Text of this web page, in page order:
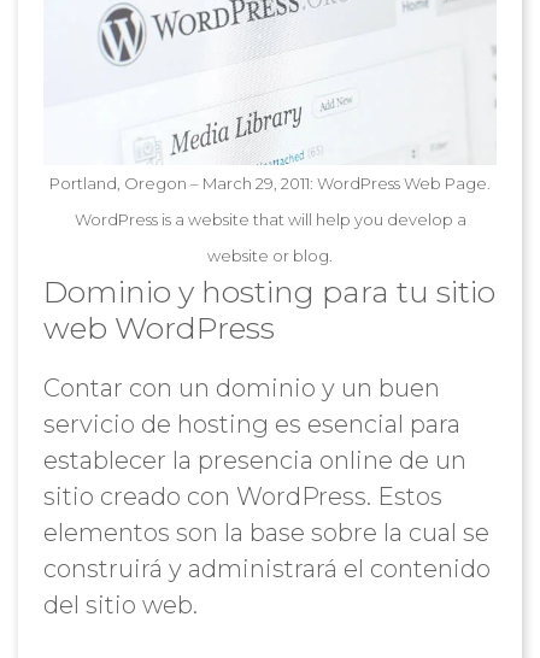
Portland, Oregon – March 29, 2011: WordPress Web Page.
WordPress is a website that will help you develop a
website or blog.
Dominio y hosting para tu sitio
web WordPress
Contar con un dominio y un buen
servicio de hosting es esencial para
establecer la presencia online de un
sitio creado con WordPress. Estos
elementos son la base sobre la cual se
construirá y administrará el contenido
del sitio web.